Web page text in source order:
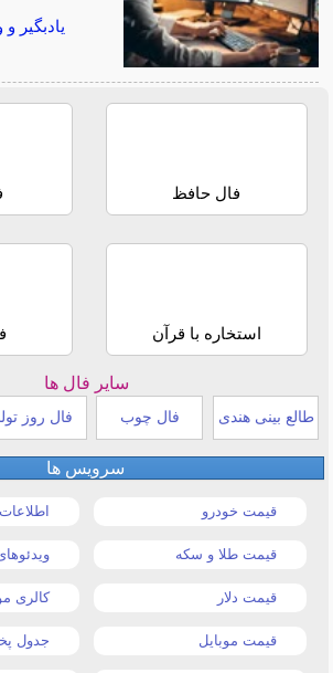
یادبگیر
فال حافظ
استخاره با قرآن
سایر فال ها
طالع بینی هندی فال چوب فال روز
سرویس ها
قیمت خودرو
قیمت طلا و سکه
قیمت دلار کالری
قیمت موبایل جدول